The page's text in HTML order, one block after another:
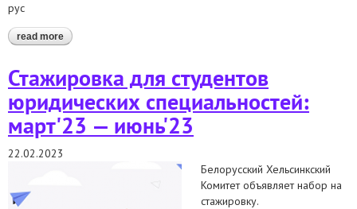
рус
read more about совместное заявление беларусских правозащитных
организаций по поводу распространения юридическим
Стажировка для студентов
юридических специальностей:
март'23 — июнь'23
22.02.2023
Белорусский Хельсинкский
Комитет объявляет набор на
стажировку.